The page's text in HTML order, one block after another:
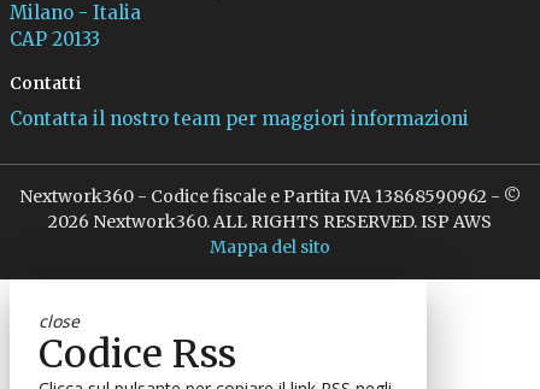
Milano - Italia
CAP 20133
Contatti
Contatta il nostro team per maggiori informazioni
Nextwork360 - Codice fiscale e Partita IVA 13868590962 - ©
2026 Nextwork360. ALL RIGHTS RESERVED. ISP AWS
Mappa del sito
close
Codice Rss